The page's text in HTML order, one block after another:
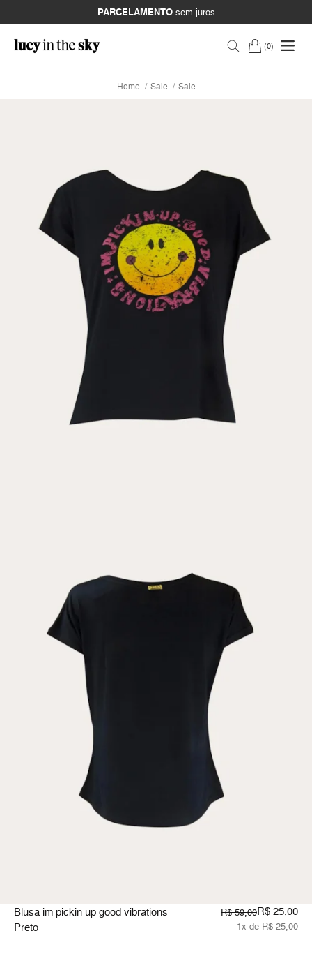
PARCELAMENTOsem juros
0
Home Sale Sale
Blusa im pickin up good vibrations
Preto
R$ 59,00R$ 25,00
1x de R$ 25,00